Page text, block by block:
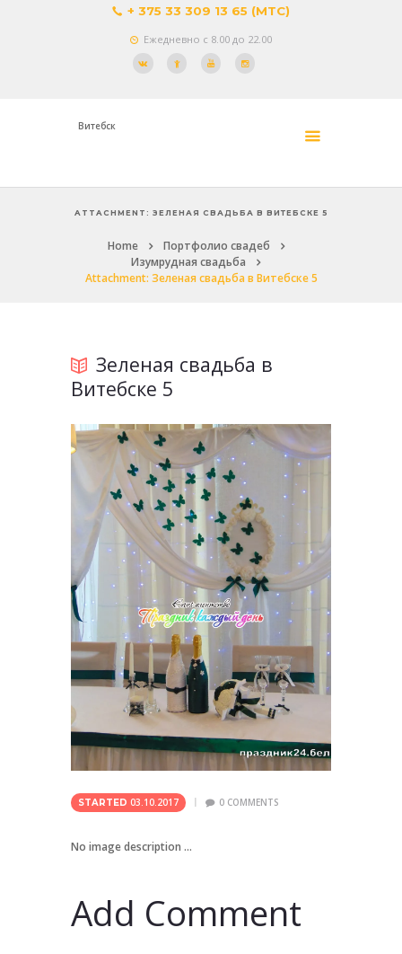
+ 375 33 309 13 65 (МТС)
Ежедневно с 8.00 до 22.00
Витебск
ATTACHMENT: ЗЕЛЕНАЯ СВАДЬБА В ВИТЕБСКЕ 5
Home
Портфолио свадеб
Изумрудная свадьба
Attachment: Зеленая свадьба в Витебске 5
Зеленая свадьба в
Витебске 5
STARTED 03.10.2017 0COMMENTS
No image description ...
Add Comment